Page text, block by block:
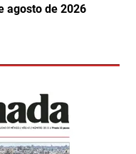
agosto de 2026